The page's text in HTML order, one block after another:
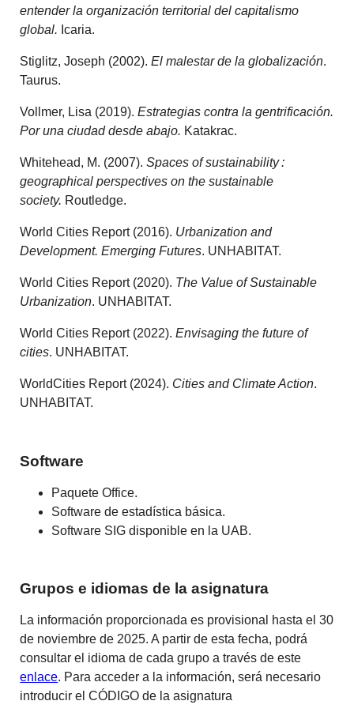
entender la organización territorial del capitalismo
global. Icaria.
Stiglitz, Joseph (2002).El malestar de la globalización.
Taurus.
Vollmer, Lisa (2019).Estrategias contra la gentrificación.
Por una ciudad desde abajo. Katakrac.
Whitehead, M. (2007).Spaces of sustainability :
geographical perspectives on the sustainable
society. Routledge.
World Cities Report (2016). Urbanization and
Development. Emerging Futures. UNHABITAT.
World Cities Report (2020). The Value of Sustainable
Urbanization. UNHABITAT.
World Cities Report (2022).Envisaging the future of
cities. UNHABITAT.
WorldCities Report (2024). Cities and Climate Action.
UNHABITAT.
Software
Paquete Office.
Software de estadística básica.
Software SIG disponible en la UAB.
Grupos e idiomas de la asignatura
La información proporcionada es provisional hasta el 30
de noviembre de 2025. A partir de esta fecha, podrá
consultar el idioma de cada grupo a través de este
enlace. Para acceder a la información, será necesario
introducir el CÓDIGO de la asignatura